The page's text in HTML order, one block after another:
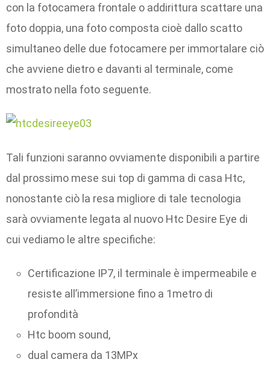
con la fotocamera frontale o addirittura scattare una
foto doppia, una foto composta cioè dallo scatto
simultaneo delle due fotocamere per immortalare ciò
che avviene dietro e davanti al terminale, come
mostrato nella foto seguente.
Tali funzioni saranno ovviamente disponibili a partire
dal prossimo mese sui top di gamma di casa Htc,
nonostante ciò la resa migliore di tale tecnologia
sarà ovviamente legata al nuovo Htc Desire Eye di
cui vediamo le altre specifiche:
Certificazione IP7, il terminale è impermeabile e
resiste all’immersione fino a 1metro di
profondità
Htc boom sound,
dual camera da 13MPx